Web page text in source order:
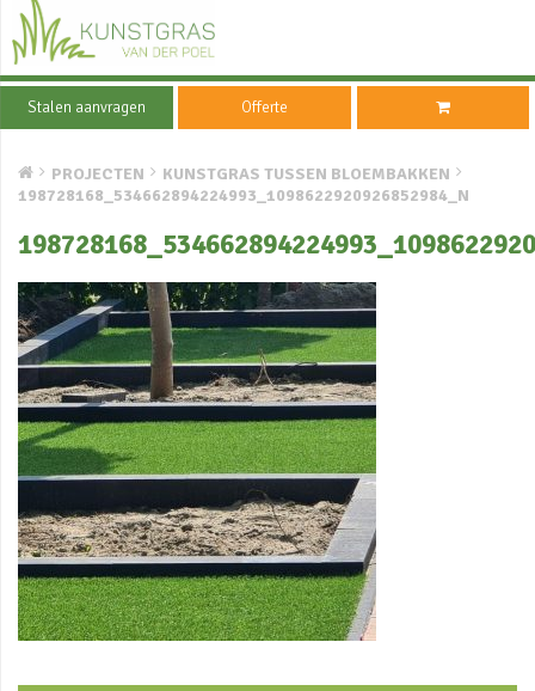
Stalen aanvragen Offerte
PROJECTEN
KUNSTGRAS TUSSEN BLOEMBAKKEN
198728168_534662894224993_1098622920926852984_N